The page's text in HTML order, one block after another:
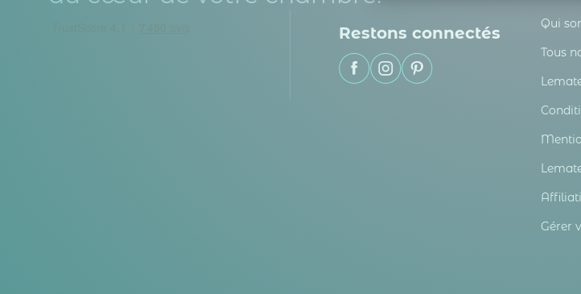
Notre plateforme vous permet
Restons connectés
Qui
Tous
Gérer